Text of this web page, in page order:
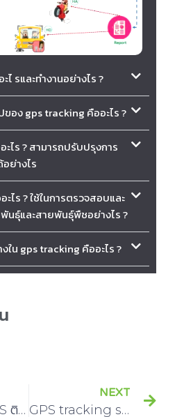
ไ รและทำงานอย่างไร ?
อง gps tracking คืออะไร ?
ไร ? สามารถปรับปรุงการ
ย่างไร
ไร ? ใช้ในการตรวจสอบและ
ธุ์และสายพันธุ์พืชอย่างไร ?
งใน gps tracking คืออะไร ?
ตัวติดตาม GPS ติด มอเตอร์ไซค์
NEXT
GPS tracking systems ทำงานอย่างไร